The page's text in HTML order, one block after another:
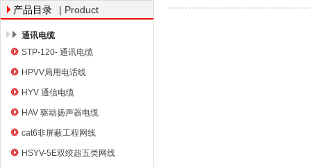
产品目录 | Product
通讯电缆
STP-120- 通讯电缆
HPVV局用电话线
HYV 通信电缆
HAV 驱动扬声器电缆
cat6非屏蔽工程网线
HSYV-5E双绞超五类网线